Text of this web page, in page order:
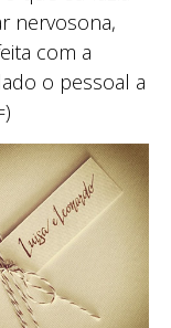
nervosona,
com a
o pessoal a